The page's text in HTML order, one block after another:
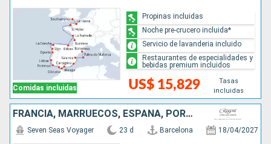
Comidas incluidas US$ 15,829
Tasas
incluidas
Propinas incluidas
Noche pre-crucero incluida*
Servicio de lavanderia incluido
Restaurantes de especialidades y
bebidas premium incluidos
FRANCIA, MARRUECOS, ESPAÑA, PORTUGAL, REINO UNIDO
Seven Seas Voyager 23 d Barcelona 18/04/2027